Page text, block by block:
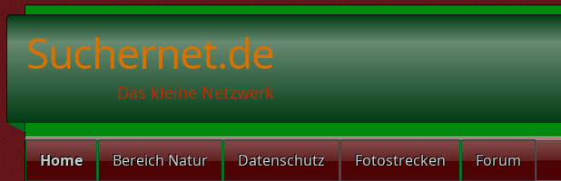
Suchernet.de
Das kleine Netzwerk
Home Bereich Natur Datenschutz Fotostrecken Forum